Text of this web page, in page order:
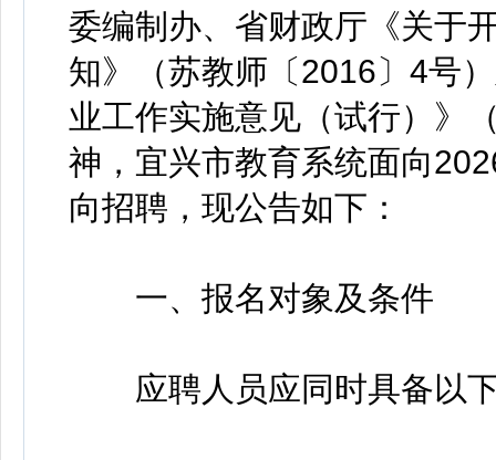
委编制办、省财政厅《关于
知》（苏教师〔2016〕4号
业工作实施意见（试行）》
神，宜兴市教育系统面向
向招聘，现公告如下：
一、报名对象及条件
应聘人员应同时具备以